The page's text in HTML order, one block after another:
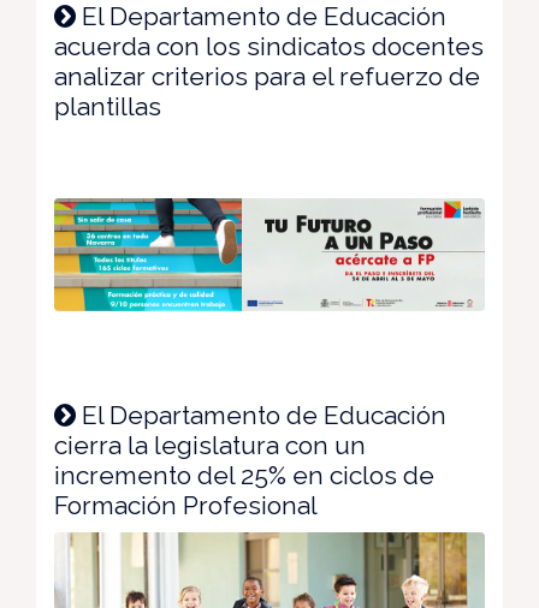
El Departamento de Educación
acuerda con los sindicatos docentes
analizar criterios para el refuerzo de
plantillas
El Departamento de Educación
cierra la legislatura con un
incremento del 25% en ciclos de
Formación Profesional